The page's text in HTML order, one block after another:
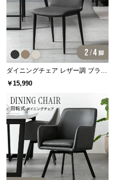
品・
キ
ャ
セ
ル
に
つ
い
て
保
証
に
つ
い
ダイニングチェア レザー調 ブラッ
ク脚 2脚/4脚セット 包み込むフォ
￥15,990